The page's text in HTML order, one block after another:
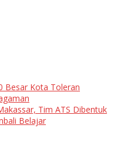
Besar Kota Toleran
Tim ATS Dibentuk
Belajar